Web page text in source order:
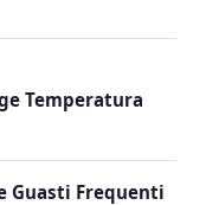
Temperatura
Guasti Frequenti